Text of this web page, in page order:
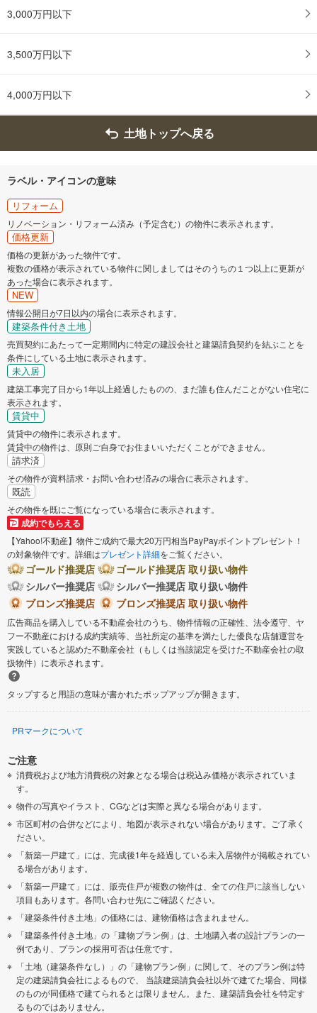
3,000万円以下
3,500万円以下
4,000万円以下
土地トップへ戻る
ラベル・アイコンの意味
リフォーム
リノベーション・リフォーム済み（予定含む）の物件に表示されます。
価格更新
価格の更新があった物件です。
複数の価格が表示されている物件に関しましてはそのうちの１つ以上に更新が
あった場合に表示されます。
NEW
情報公開日が7日以内の場合に表示されます。
建築条件付き土地
売買契約にあたって一定期間内に特定の建設会社と建築請負契約を結ぶことを
条件にしている土地に表示されます。
未入居
建築工事完了日から1年以上経過したものの、まだ誰も住んだことがない住宅に
表示されます。
賃貸中
賃貸中の物件に表示されます。
賃貸中の物件は、原則ご自身でお住まいいただくことができません。
請求済
その物件が資料請求・お問い合わせ済みの場合に表示されます。
既読
その物件を既にご覧になっている場合に表示されます。
成約でもらえる
【Yahoo!不動産】物件ご成約で最大20万円相当PayPayポイントプレゼント！
の対象物件です。詳細はプレゼント詳細をご覧ください。
ゴールド推奨店
ゴールド推奨店 取り扱い物件
シルバー推奨店
シルバー推奨店 取り扱い物件
ブロンズ推奨店
ブロンズ推奨店 取り扱い物件
広告商品を購入している不動産会社のうち、物件情報の正確性、法令遵守、ヤ
フー不動産における成約実績等、当社所定の基準を満たした優良な店舗運営を
実践していると認めた不動産会社（もしくは当該認定を受けた不動産会社の取
扱物件）に表示されます。
タップすると用語の意味が書かれたポップアップが開きます。
PRマークについて
ご注意
消費税および地方消費税の対象となる場合は税込み価格が表示されていま
す。
物件の写真やイラスト、CGなどは実際と異なる場合があります。
市区町村の合併などにより、地図が表示されない場合があります。ご了承く
ださい。
「新築一戸建て」には、完成後1年を経過している未入居物件が掲載されてい
る場合があります。
「新築一戸建て」には、販売住戸が複数の物件は、全ての住戸に該当しない
項目もあります。各問い合わせ先にご確認ください。
「建築条件付き土地」の価格には、建物価格は含まれません。
「建築条件付き土地」の「建物プラン例」は、土地購入者の設計プランの一
例であり、プランの採用可否は任意です。
「土地（建築条件なし）」の「建物プラン例」に関して、そのプラン例は特
定の建築請負会社によるもので、 当該建築請負会社以外で建てた場合、同様
のものが同価格で建てられるとは限りません。また、建築請負会社を特定す
るものではありません。